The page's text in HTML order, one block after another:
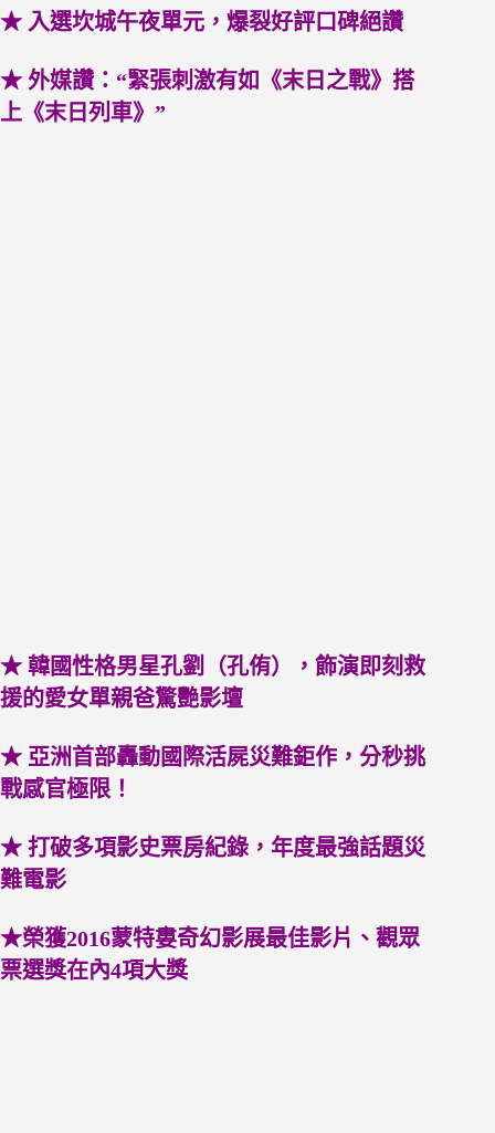
★ 入選坎城午夜單元，爆裂好評口碑絕讚
★ 外媒讚：“緊張刺激有如《末日之戰》搭
上《末日列車》”
★ 韓國性格男星孔劉（孔侑），飾演即刻救
援的愛女單親爸驚艷影壇
★ 亞洲首部轟動國際活屍災難鉅作，分秒挑
戰感官極限！
★ 打破多項影史票房紀錄，年度最強話題災
難電影
★榮獲2016蒙特婁奇幻影展最佳影片、觀眾
票選獎在內4項大獎